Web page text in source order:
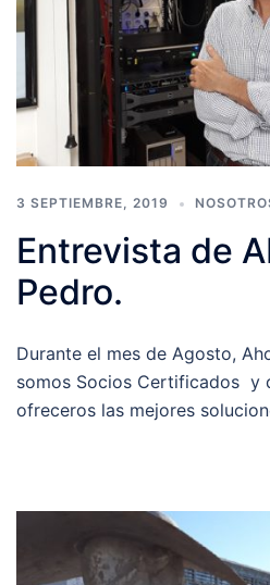
3 SEPTIEMBRE, 2019
Entrevista de
Pedro.
Durante el mes de Agosto,
somos Socios Certificados y
ofreceros las mejores